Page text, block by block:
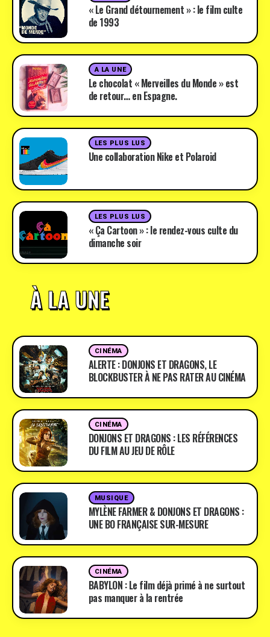
« Le Grand détournement » : le film culte
de 1993
A LA UNE
Le chocolat « Merveilles du Monde » est
de retour… en Espagne.
LES PLUS LUS
Une collaboration Nike et Polaroid
LES PLUS LUS
« Ça Cartoon » : le rendez-vous culte du
dimanche soir
À LA UNE
CINÉMA
ALERTE : DONJONS ET DRAGONS, LE
BLOCKBUSTER À NE PAS RATER AU CINÉMA
CINÉMA
DONJONS ET DRAGONS : LES RÉFÉRENCES
DU FILM AU JEU DE RÔLE
MUSIQUE
MYLÈNE FARMER & DONJONS ET DRAGONS :
UNE BO FRANÇAISE SUR-MESURE
CINÉMA
BABYLON : Le film déjà primé à ne surtout
pas manquer à la rentrée